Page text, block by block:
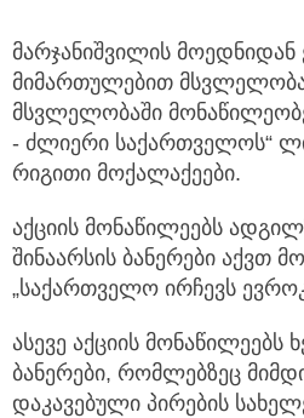
მარჯანიშვილის
მიმართულებით
მსვლელობაში
- ძლიერი საქართველოს“
რიგითი მოქალაქეები.
აქციის მონაწილეებს
შინაარსის ბანერები აქვთ
„საქართველო ირჩევს
ასევე აქციის მონაწილეებს
ბანერები, რომლებზეც
დაკავებული პირების